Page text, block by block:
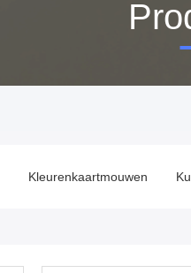
Kleurenkaartmouwen